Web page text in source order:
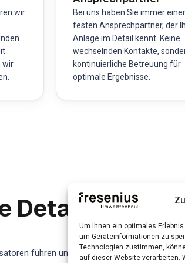
Um Ihnen ein optimales
um Geräteinformationen zu
Technologien zustimmen,
auf dieser Website verarbeiten.
wir
wir
Bei uns haben Sie immer
festen Ansprechpartner, der
Anlage im Detail kennt. Keine
wechselnden Kontakte,
kontinuierliche Betreuung für
optimale Ergebnisse.
Details und
führen unsere zertifizierten